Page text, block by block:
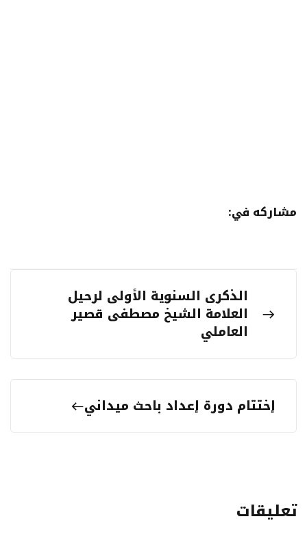
مشاركه في:
الذكرى السنوية الأولى لرحيل
العلامة الشيخ مصطفى قصير
العاملي
إختتام دورة إعداد باحث ميداني
تعليقات